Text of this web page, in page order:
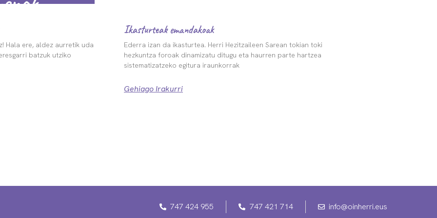
Hala ere, aldez aurretik uda
batzuk utziko
Ikasturteak emandakoak
Ederra izan da ikasturtea. Herri Hezitzaileen Sarean tokian toki
hezkuntza foroak dinamizatu ditugu eta haurren parte hartzea
sistematizatzeko egitura iraunkorrak
Gehiago Irakurri
747 424 955 747 421 714 info@oinherri.eus